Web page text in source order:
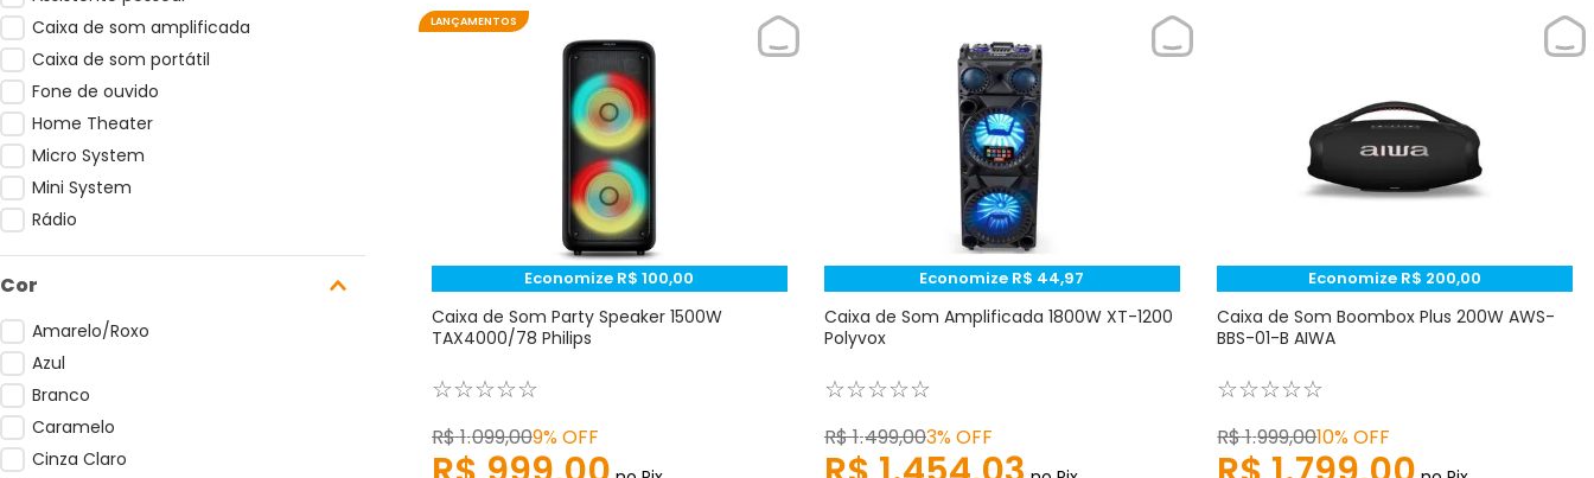
Caixa de som amplificada
Caixa de som portátil
Fone de ouvido
Home Theater
Micro System
Mini System
Rádio
Cor
Amarelo/Roxo
Azul
Branco
Caramelo
Cinza Claro
LANÇAMENTOS
Economize R$ 100,00
Caixa de Som Party Speaker 1500W
TAX4000/78 Philips
☆☆☆☆☆
R$1.099,009%OFF
Economize R$ 44,97
Caixa de Som Amplificada 1800W XT-1200
Polyvox
☆☆☆☆☆
R$1.499,003%OFF
Economize R$ 200,00
Caixa de Som Boombox Plus 200W AWS-
BBS-01-B AIWA
☆☆☆☆☆
R$1.999,0010%OFF